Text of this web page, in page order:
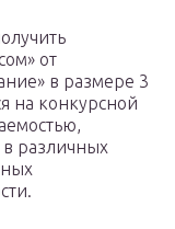
от
в размере 3
на конкурсной
различных